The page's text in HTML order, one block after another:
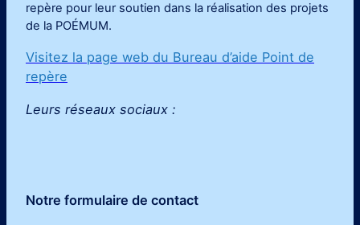
repère pour leur soutien dans la réalisation des projets
de la POÉMUM.
Visitez la page web du Bureau d’aide Point de
repère
Leurs réseaux sociaux :
Notre formulaire de contact